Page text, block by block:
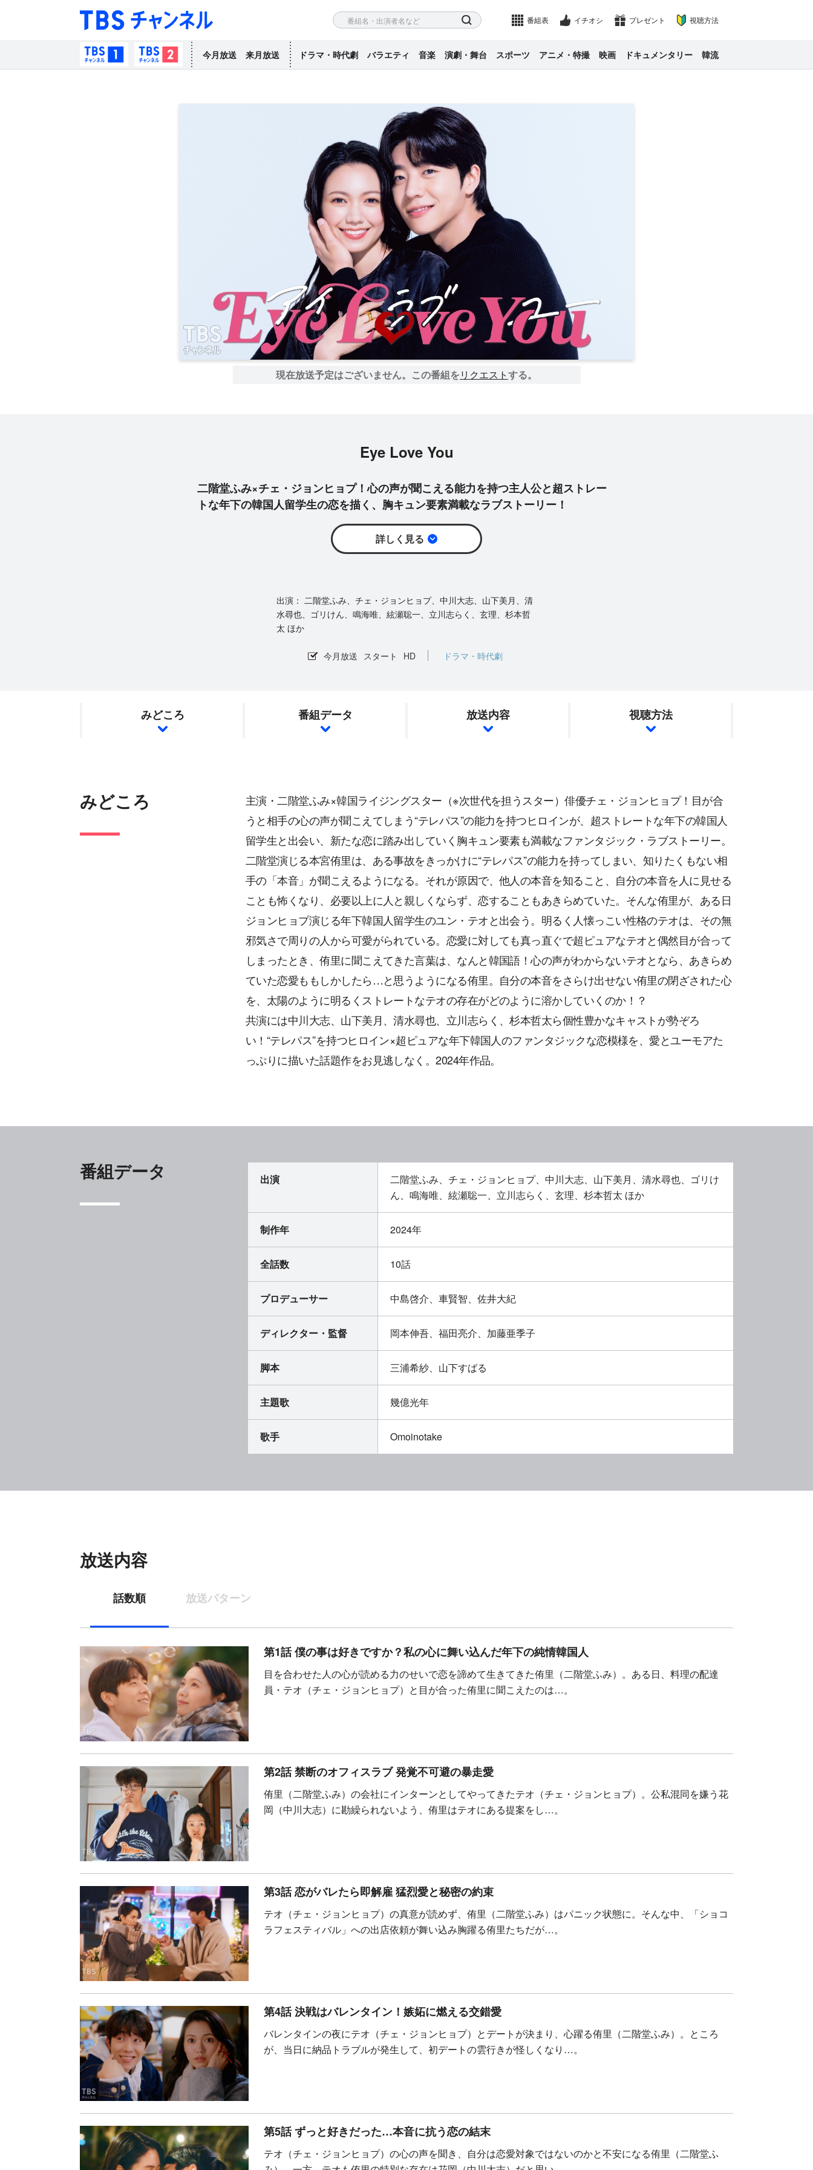
検索 番組表 イチオシ プレゼント 視聴方法
TBSチャンネル1TBSチャンネル2
今月放送 来月放送 ドラマ・時代劇 バラエティ 音楽 演劇・舞台 スポーツ アニメ・特撮 映画 ドキュメンタリー 韓流
現在放送予定はございません。 この番組をリクエストする。
Eye Love You
二階堂ふみ×チェ・ジョンヒョプ！心の声が聞こえる能力を持つ主人公と超ストレー
トな年下の韓国人留学生の恋を描く、胸キュン要素満載なラブストーリー！
詳しく見る
二階堂ふみ、チェ・ジョンヒョプ、中川大志、山下美月、清
水尋也、ゴリけん、鳴海唯、絃瀬聡一、立川志らく、玄理、杉本哲
太 ほか
今月放送 スタート HD ドラマ・時代劇
みどころ 番組データ 放送内容 視聴方法
みどころ
主演・二階堂ふみ×韓国ライジングスター（※次世代を担うスター）俳優チェ・ジョンヒョプ！目が合
うと相手の心の声が聞こえてしまう“テレパス”の能力を持つヒロインが、超ストレートな年下の韓国人
留学生と出会い、新たな恋に踏み出していく胸キュン要素も満載なファンタジック・ラブストーリー。
二階堂演じる本宮侑里は、ある事故をきっかけに“テレパス”の能力を持ってしまい、知りたくもない相
手の「本音」が聞こえるようになる。それが原因で、他人の本音を知ること、自分の本音を人に見せる
ことも怖くなり、必要以上に人と親しくならず、恋することもあきらめていた。そんな侑里が、ある日
ジョンヒョプ演じる年下韓国人留学生のユン・テオと出会う。明るく人懐っこい性格のテオは、その無
邪気さで周りの人から可愛がられている。恋愛に対しても真っ直ぐで超ピュアなテオと偶然目が合って
しまったとき、侑里に聞こえてきた言葉は、なんと韓国語！心の声がわからないテオとなら、あきらめ
ていた恋愛ももしかしたら…と思うようになる侑里。自分の本音をさらけ出せない侑里の閉ざされた心
を、太陽のように明るくストレートなテオの存在がどのように溶かしていくのか！？
共演には中川大志、山下美月、清水尋也、立川志らく、杉本哲太ら個性豊かなキャストが勢ぞろ
い！“テレパス”を持つヒロイン×超ピュアな年下韓国人のファンタジックな恋模様を、愛とユーモアた
っぷりに描いた話題作をお見逃しなく。2024年作品。
番組データ 出演
二階堂ふみ、チェ・ジョンヒョプ、中川大志、山下美月、清水尋也、ゴリけ
ん、鳴海唯、絃瀬聡一、立川志らく、玄理、杉本哲太 ほか
制作年 2024年
全話数 10話
プロデューサー 中島啓介、車賢智、佐井大紀
ディレクター・監督 岡本伸吾、福田亮介、加藤亜季子
脚本 三浦希紗、山下すばる
主題歌 幾億光年
歌手 Omoinotake
放送内容
話数順 放送パターン
第1話 僕の事は好きですか？私の心に舞い込んだ年下の純情韓国人
目を合わせた人の心が読める力のせいで恋を諦めて生きてきた侑里（二階堂ふみ）。ある日、料理の配達
員・テオ（チェ・ジョンヒョプ）と目が合った侑里に聞こえたのは…。
第2話 禁断のオフィスラブ 発覚不可避の暴走愛
侑里（二階堂ふみ）の会社にインターンとしてやってきたテオ（チェ・ジョンヒョプ）。公私混同を嫌う花
岡（中川大志）に勘繰られないよう、侑里はテオにある提案をし…。
第3話 恋がバレたら即解雇 猛烈愛と秘密の約束
テオ（チェ・ジョンヒョプ）の真意が読めず、侑里（二階堂ふみ）はパニック状態に。そんな中、「ショコ
ラフェスティバル」への出店依頼が舞い込み胸躍る侑里たちだが…。
第4話 決戦はバレンタイン！嫉妬に燃える交錯愛
バレンタインの夜にテオ（チェ・ジョンヒョプ）とデートが決まり、心躍る侑里（二階堂ふみ）。ところ
が、当日に納品トラブルが発生して、初デートの雲行きが怪しくなり…。
第5話 ずっと好きだった…本音に抗う恋の結末
テオ（チェ・ジョンヒョプ）の心の声を聞き、自分は恋愛対象ではないのかと不安になる侑里（二階堂ふ